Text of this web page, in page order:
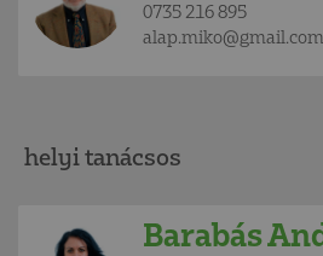
0735 216 895
alap.miko@gmail.com
helyi tanácsos
Barabás